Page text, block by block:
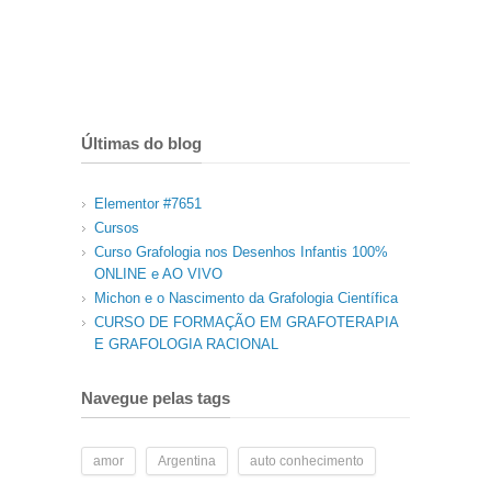
Últimas do blog
Elementor #7651
Cursos
Curso Grafologia nos Desenhos Infantis 100%
ONLINE e AO VIVO
Michon e o Nascimento da Grafologia Científica
CURSO DE FORMAÇÃO EM GRAFOTERAPIA
E GRAFOLOGIA RACIONAL
Navegue pelas tags
amor Argentina auto conhecimento